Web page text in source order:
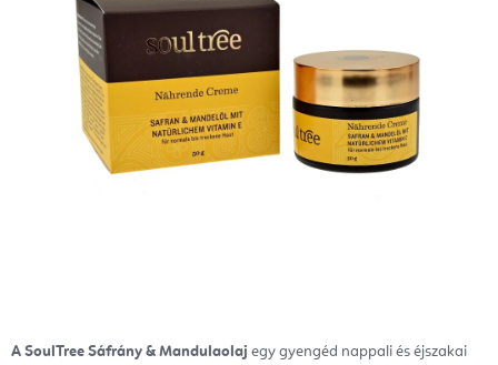
A SoulTree Sáfrány & Mandulaolaj egy gyengéd nappali és éjszakai